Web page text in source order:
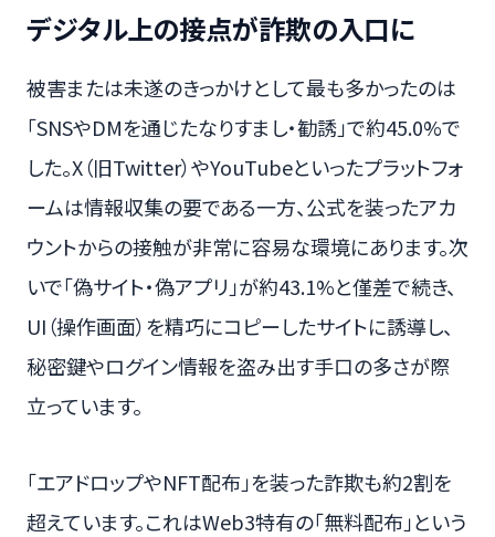
デジタル上の接点が詐欺の入口に
被害または未遂のきっかけとして最も多かったのは
「SNSやDMを通じたなりすまし・勧誘」で約45.0%で
した。X（旧Twitter）やYouTubeといったプラットフォ
ームは情報収集の要である一方、公式を装ったアカ
ウントからの接触が非常に容易な環境にあります。次
いで「偽サイト・偽アプリ」が約43.1%と僅差で続き、
UI（操作画面）を精巧にコピーしたサイトに誘導し、
秘密鍵やログイン情報を盗み出す手口の多さが際
立っています。
「エアドロップやNFT配布」を装った詐欺も約2割を
超えています。これはWeb3特有の「無料配布」という